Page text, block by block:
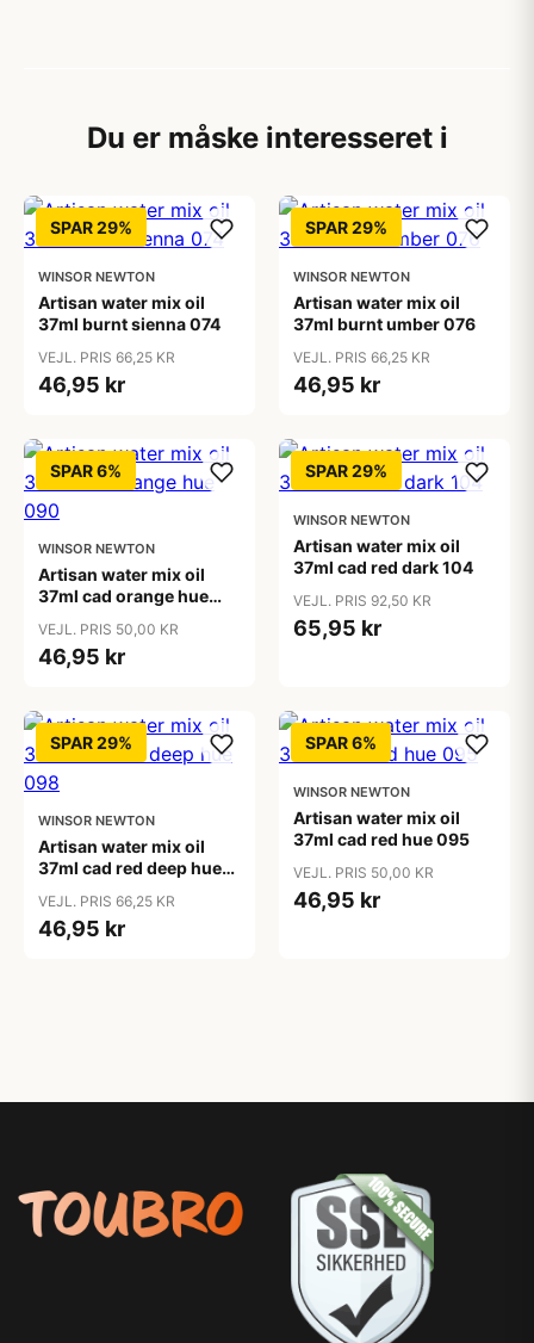
Du er måske interesseret i
SPAR 29%
WINSOR NEWTON
Artisan water mix oil
37ml burnt sienna 074
VEJL. PRIS 66,25 KR
46,95 kr
SPAR 29%
WINSOR NEWTON
Artisan water mix oil
37ml burnt umber 076
VEJL. PRIS 66,25 KR
46,95 kr
SPAR 6%
WINSOR NEWTON
Artisan water mix oil
37ml cad orange hue
VEJL. PRIS 50,00 KR
46,95 kr
SPAR 29%
WINSOR NEWTON
Artisan water mix oil
37ml cad red dark 104
VEJL. PRIS 92,50 KR
65,95 kr
SPAR 29%
WINSOR NEWTON
Artisan water mix oil
37ml cad red deep hue
VEJL. PRIS 66,25 KR
46,95 kr
SPAR 6%
WINSOR NEWTON
Artisan water mix oil
37ml cad red hue 095
VEJL. PRIS 50,00 KR
46,95 kr